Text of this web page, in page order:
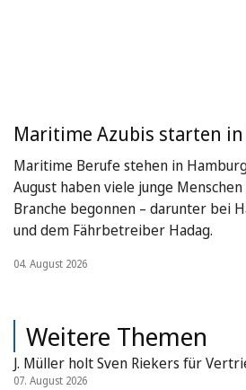
Maritime Azubis starten
Maritime Berufe stehen in
August haben viele junge
Branche begonnen – darunter bei
und dem Fährbetreiber Hadag.
04. August 2026
Weitere Themen
J. Müller holt Sven Riekers für
07. August 2026